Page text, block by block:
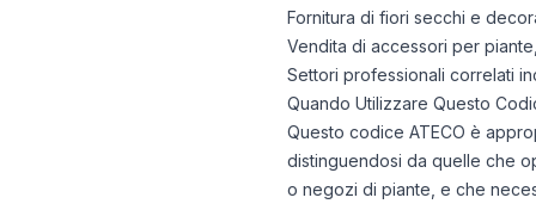
Fornitura di fiori secchi e
Vendita di accessori per
Settori professionali correlati
Quando Utilizzare Questo
Questo codice ATECO è
distinguendosi da quelle che
o negozi di piante, e che